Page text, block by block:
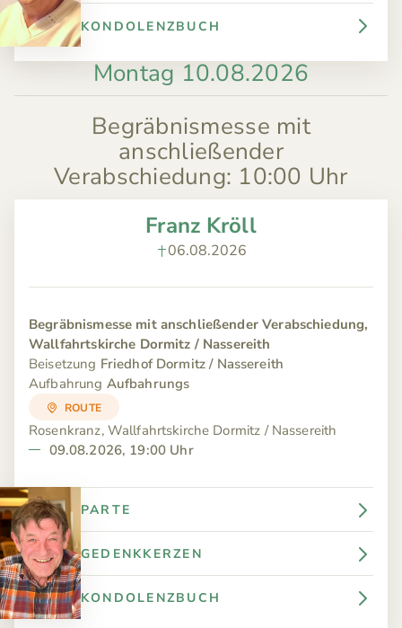
KONDOLENZBUCH
Montag 10.08.2026
Begräbnismesse mit
anschließender
Verabschiedung: 10:00 Uhr
PARTE
GEDENKKERZEN
KONDOLENZBUCH
Franz Kröll
06.08.2026
Begräbnismesse mit anschließender Verabschiedung,
Wallfahrtskirche Dormitz / Nassereith
Beisetzung Friedhof Dormitz / Nassereith
Aufbahrung Aufbahrungs
ROUTE
Rosenkranz, Wallfahrtskirche Dormitz / Nassereith
09.08.2026, 19:00 Uhr